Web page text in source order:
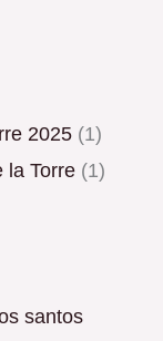
2025 (1)
la Torre (1)